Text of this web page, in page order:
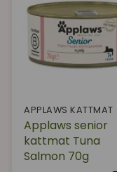
APPLAWS KATTMAT
Applaws senior
kattmat Tuna
Salmon 70g